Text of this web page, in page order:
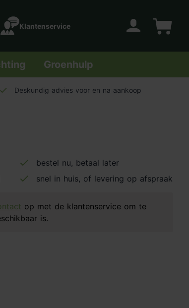
Klantenservice
Groenhulp
Deskundig advies voor en na aankoop
bestel nu, betaal later
snel in huis, of levering op afspraak
op met de klantenservice om te
is.